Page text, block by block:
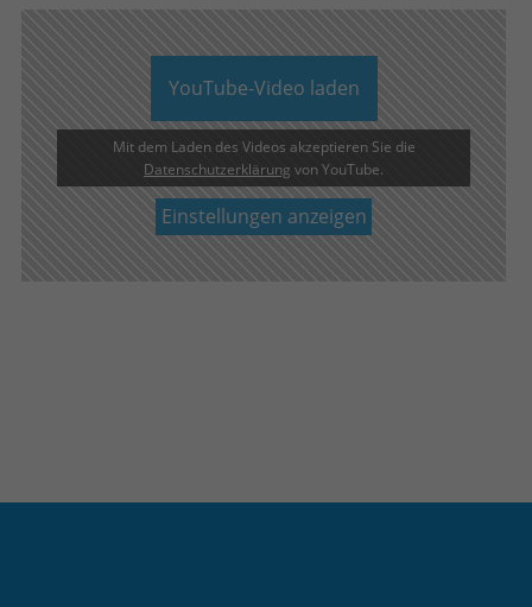
YouTube-Video laden
Mit dem Laden des Videos akzeptieren Sie die
Datenschutzerklärung von YouTube.
Einstellungen anzeigen